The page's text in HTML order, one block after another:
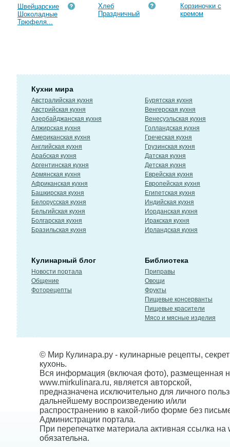
Швейцарские
Шоколадные
Трюфеля...
Хлеб
Праздничный
Корзиночки с
кремом
Кухни мира
Австралийская кухня
Австрийская кухня
Азербайджанская кухня
Алжирская кухня
Американская кухня
Английская кухня
Арабская кухня
Аргентинская кухня
Армянская кухня
Африканская кухня
Башкирская кухня
Белорусская кухня
Бельгийская кухня
Болгарская кухня
Бразильская кухня
Бурятская кухня
Венгерская кухня
Венесуэльская кухня
Голландская кухня
Греческая кухня
Грузинская кухня
Датская кухня
Детская кухня
Еврейская кухня
Европейская кухня
Египетская кухня
Индийская кухня
Иорданская кухня
Иракская кухня
Ирландская кухня
Кулинарный блог
Новости портала
Общение
Фоторецепты
Библиотека
Приправы
Овощи
Фрукты
Пищевые консерванты
Пищевые красители
Мясо и мясные изделия
© Мир Кулинара.ру - кулинарные рецепты,
кухонь.
Вся информация (включая фото), размещенная
www.mirkulinara.ru, является авторской,
предназначена исключительно для личного
дальнейшему воспроизведению и/или
распространению в какой-либо форме без
Администрации портала.
При перепечатке материала активная ссылка на
обязательна.